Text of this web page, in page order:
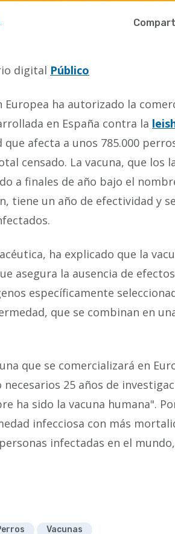
digital Público
Europea ha autorizado la
en España contra la
que afecta a unos 785.000
censado. La vacuna, que los
a finales de año bajo el
tiene un año de efectividad y
ha explicado que la
asegura la ausencia de
específicamente
que se combinan en
que se comercializará en
25 años de
ha sido la vacuna humana".
infecciosa con más
infectadas en el
Vacunas